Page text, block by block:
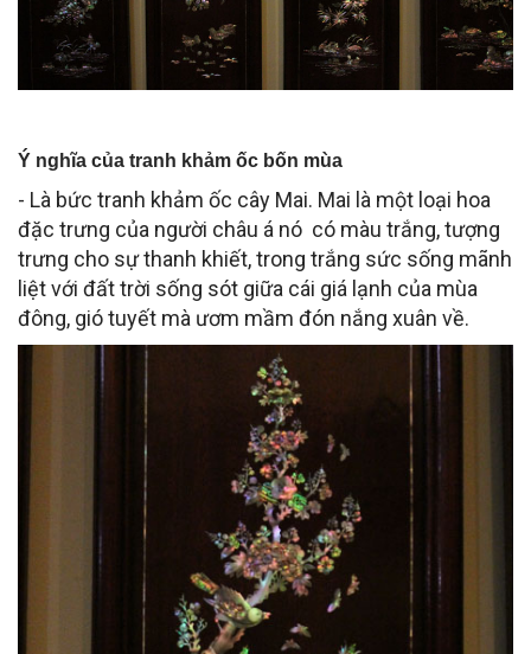
Ý nghĩa của tranh khảm ốc bốn mùa
- Là bức tranh khảm ốc cây Mai. Mai là một loại hoa
đặc trưng của người châu á nó có màu trắng, tượng
trưng cho sự thanh khiết, trong trắng sức sống mãnh
liệt với đất trời sống sót giữa cái giá lạnh của mùa
đông, gió tuyết mà ươm mầm đón nắng xuân về.